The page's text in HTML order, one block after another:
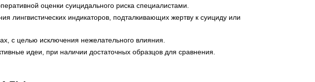
оценки суицидального риска специалистами.
лингвистических индикаторов, подталкивающих жертву к суициду или
с целью исключения нежелательного влияния.
идеи, при наличии достаточных образцов для сравнения.